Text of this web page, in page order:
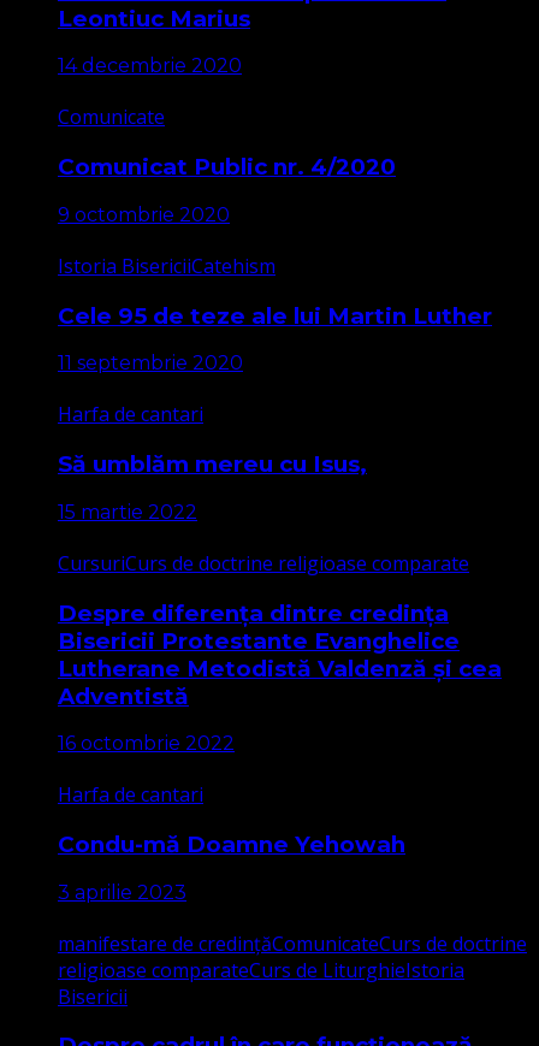
Leontiuc Marius
14 decembrie 2020
Comunicate
Comunicat Public nr. 4/2020
9 octombrie 2020
Istoria BisericiiCatehism
Cele 95 de teze ale lui Martin Luther
11 septembrie 2020
Harfa de cantari
Să umblăm mereu cu Isus,
15 martie 2022
CursuriCurs de doctrine religioase comparate
Despre diferența dintre credința
Bisericii Protestante Evanghelice
Lutherane Metodistă Valdenză și cea
Adventistă
16 octombrie 2022
Harfa de cantari
Condu-mă Doamne Yehowah
3 aprilie 2023
manifestare de credințăComunicateCurs de doctrine
religioase comparateCurs de LiturghieIstoria
Bisericii